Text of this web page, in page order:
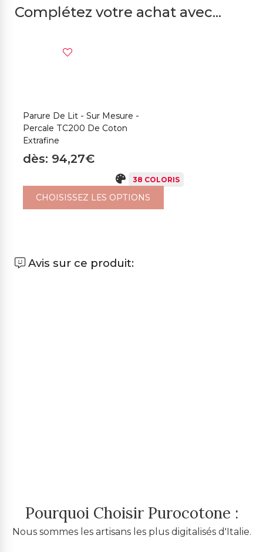
Complétez votre achat avec...
Parure De Lit - Sur Mesure -
Percale TC200 De Coton
Extrafine
dès: 94,27€
38 COLORIS
CHOISISSEZ LES OPTIONS
Avis sur ce produit:
Pourquoi Choisir Purocotone :
Nous sommes les artisans les plus digitalisés d'Italie.